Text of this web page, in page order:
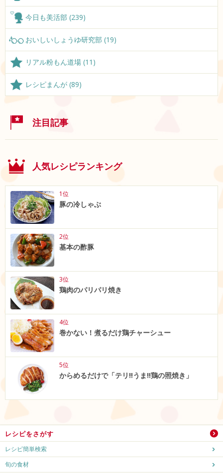
今日も美活部 (239)
おいしいしょうゆ研究部 (19)
リアル粉もん道場 (11)
レシピまんが (89)
注目記事
人気レシピランキング
1位
豚の冷しゃぶ
2位
基本の酢豚
3位
鶏肉のパリパリ焼き
4位
巻かない！煮るだけ鶏チャーシュー
5位
からめるだけで「テリ‼うま‼鶏の照焼き」
レシピをさがす
レシピ簡単検索
旬の食材